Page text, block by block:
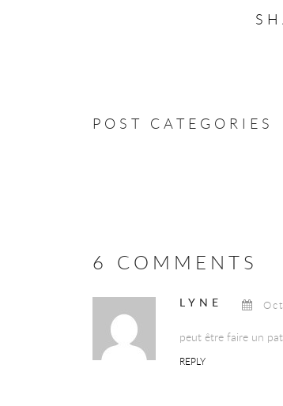
POST CATEGORIES
6 COMMENTS
LYNE
peut être faire un
REPLY